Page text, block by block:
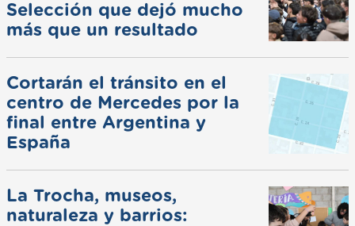
Selección que dejó mucho
más que un resultado
Cortarán el tránsito en el
centro de Mercedes por la
final entre Argentina y
España
La Trocha, museos,
naturaleza y barrios: